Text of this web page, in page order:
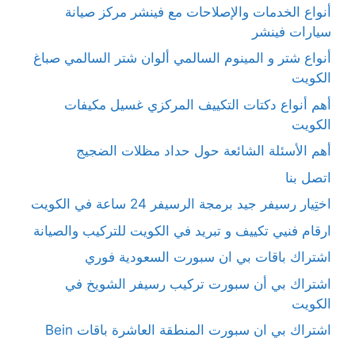
أنواع الخدمات والإصلاحات مع فينشر مركز صيانة
سيارات فينشر
أنواع شتر و المينوم السالمي ألوان شتر السالمي صباغ
الكويت
أهم أنواع دكتات التكييف المركزي غسيل مكيفات
الكويت
أهم الأسئلة الشائعة حول حداد مظلات الضجيج
اتصل بنا
اختِيار رسيفر جيد برمجة الرسيفر 24 ساعة في الكويت
ارقام فنيي تكييف و تبريد في الكويت للتركيب والصيانة
اشتراك باقات بي ان سبورت السعودية فوري
اشتراك بي أن سبورت تركيب رسيفر الشويخ في
الكويت
اشتراك بي ان سبورت المنطقة العاشرة باقات Bein